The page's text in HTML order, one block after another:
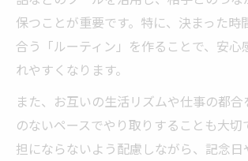
保つことが重要です。特に、決まった時
合う「ルーティン」を作ることで、安心
れやすくなります。
また、お互いの生活リズムや仕事の都
のないペースでやり取りすることも大切
担にならないよう配慮しながら、記念